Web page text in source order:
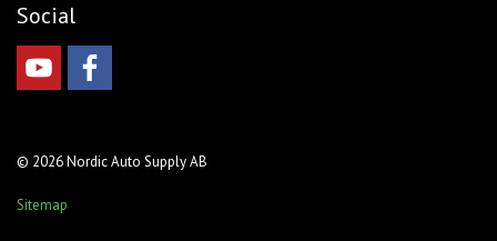
Social
© 2026 Nordic Auto Supply AB
Sitemap